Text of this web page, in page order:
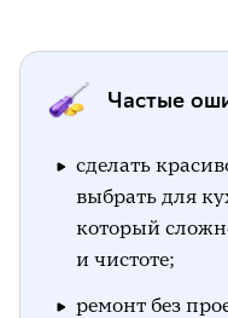
Частые
сделать
выбрать для
который
и чистоте;
ремонт без